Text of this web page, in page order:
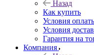
Назад
Как купить
Условия
Условия
Гарантия на
Компания